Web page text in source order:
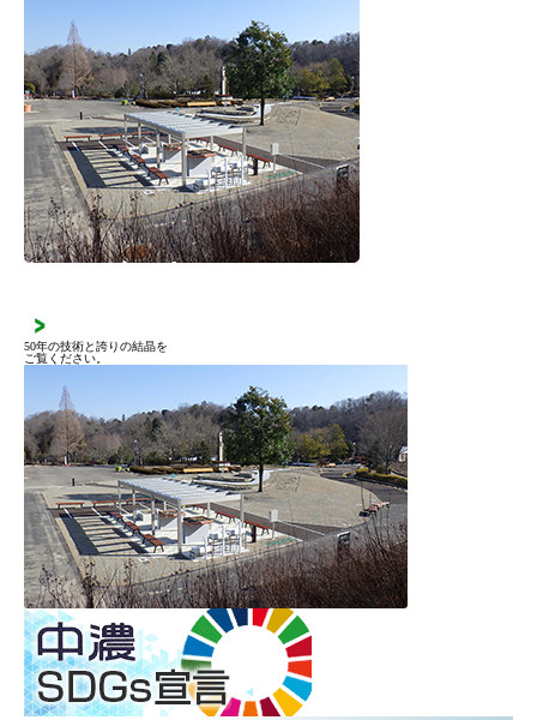
50年の技術と誇りの結晶を
ご覧ください。